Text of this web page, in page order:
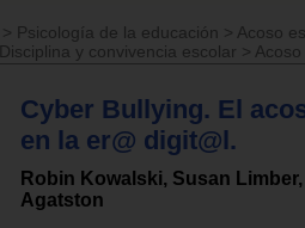
> Psicología de la educación > Acoso
Disciplina y convivencia escolar >
Cyber Bullying. El
en la er@ digit@l.
Robin Kowalski, Susan
Agatston